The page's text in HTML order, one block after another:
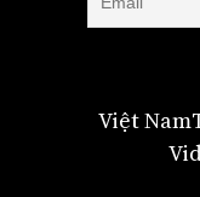
Việt Nam